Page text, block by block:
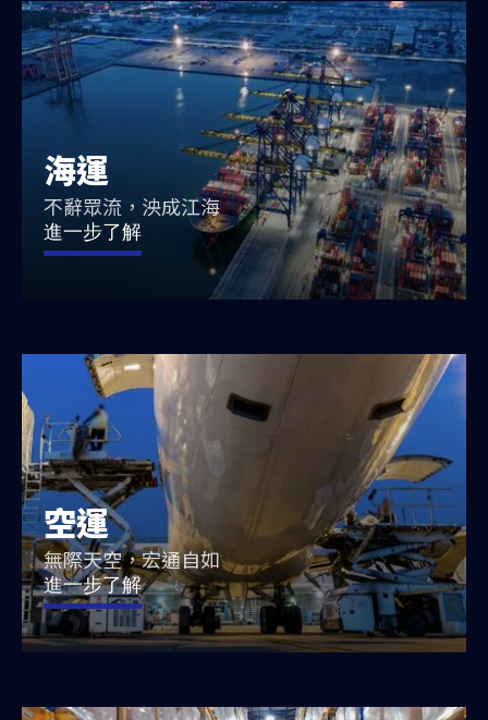
海運
不辭眾流，泱成江海
進一步了解
空運
無際天空，宏通自如
進一步了解